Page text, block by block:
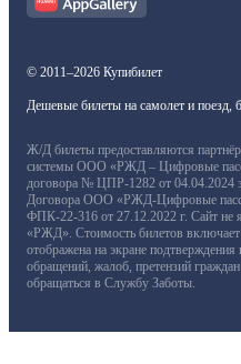
© 2011–2026 Купибилет
Дешевые билеты на самолет и поезд,
Ж/Д билеты предоставляются
системы ООО «РЖД – Цифровые
договора № ЦПР-1282 от 04.04.2024
Договора ООО «РЖД-Цифровые
ФПК-22-316 от 27.12.2022 г. Сайт не
«РЖД». Стоимость билетов
отображена на экране
обращений, жалоб, претензий
обращаться в Службу Заботы.